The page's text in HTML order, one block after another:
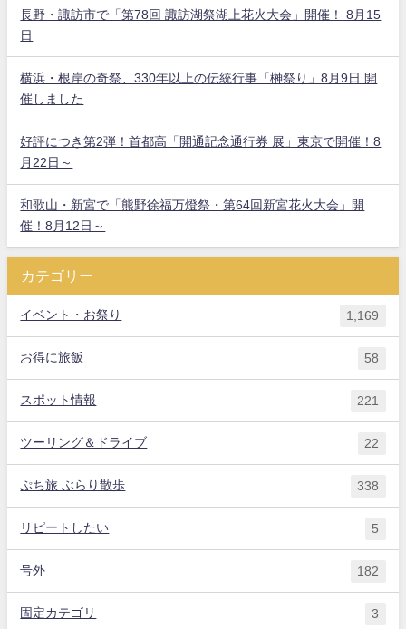
長野・諏訪市で「第78回 諏訪湖祭湖上花火大会」開催！ 8月15
日
横浜・根岸の奇祭、330年以上の伝統行事「榊祭り」8月9日 開
催しました
好評につき第2弾！首都高「開通記念通行券 展」東京で開催！8
月22日～
和歌山・新宮で「熊野徐福万燈祭・第64回新宮花火大会」開
催！8月12日～
カテゴリー
イベント・お祭り 1,169
お得に旅飯 58
スポット情報 221
ツーリング＆ドライブ 22
ぷち旅 ぶらり散歩 338
リピートしたい 5
号外 182
固定カテゴリ 3